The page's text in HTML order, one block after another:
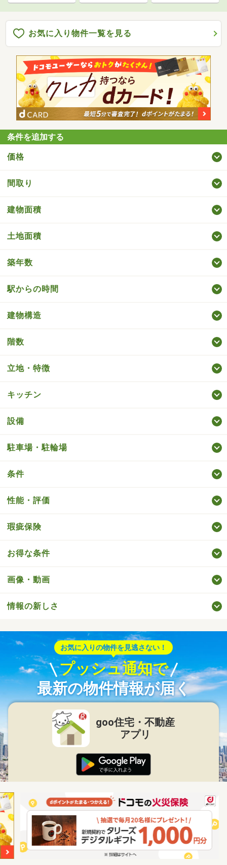
お気に入り物件一覧を見る
条件を追加する
価格
間取り
建物面積
土地面積
築年数
駅からの時間
建物構造
階数
立地・特徴
キッチン
設備
駐車場・駐輪場
条件
性能・評価
瑕疵保険
お得な条件
画像・動画
情報の新しさ
お気に入りの物件を見逃さない！
プッシュ通知で
最新の物件情報が届く
goo住宅・不動産
アプリ